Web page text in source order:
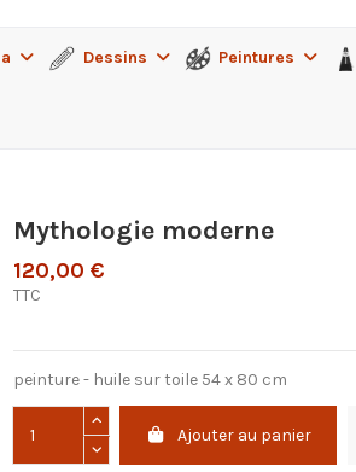
Dessins Peintures
Mythologie moderne
120,00 €
TTC
peinture - huile sur toile 54 x 80 cm
Ajouter au panier